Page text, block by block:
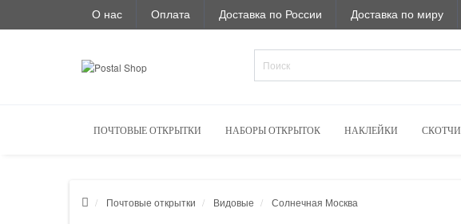
О нас Оплата Доставка по России Доставка по миру
ПОЧТОВЫЕ ОТКРЫТКИ НАБОРЫ ОТКРЫТОК НАКЛЕЙКИ СКОТЧИ
Почтовые открытки Видовые Солнечная Москва